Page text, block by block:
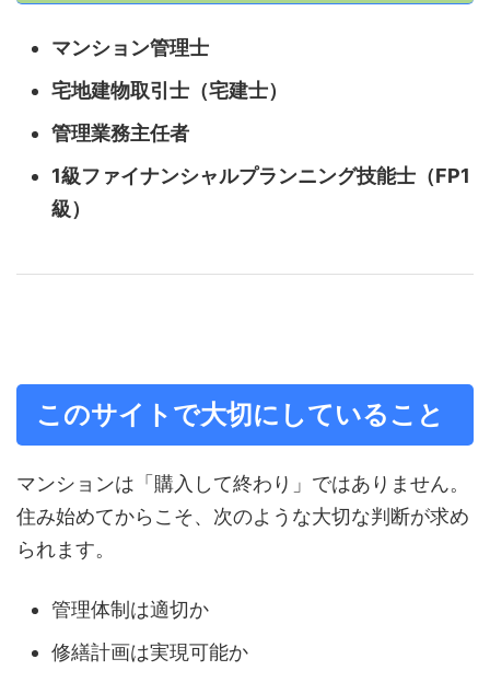
マンション管理士
宅地建物取引士（宅建士）
管理業務主任者
1級ファイナンシャルプランニング技能士（FP1
級）
このサイトで大切にしていること
マンションは「購入して終わり」ではありません。
住み始めてからこそ、次のような大切な判断が求め
られます。
管理体制は適切か
修繕計画は実現可能か